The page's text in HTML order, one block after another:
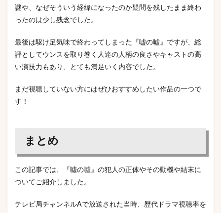
謎や、なぜそういう経緯になったのか疑問を残したまま終わ
ったのは少し残念でした。
最後は駆け足気味で終わってしまった『嘘の嘘』ですが、総
評としてウンスを取り巻く人達の人柄の良さやキャストの高
い演技力もあり、とても満足いく内容でした。
まだ視聴していない方にはぜひおすすめしたい作品の一つで
す！
まとめ
この記事では、『噓の噓』の犯人の正体やその動機や結末に
ついてご紹介しました。
テレビ局チャンネルAで放送された当時、歴代ドラマ視聴率を